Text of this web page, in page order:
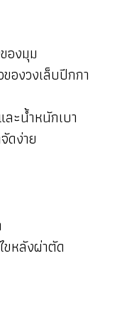
องมุม
องวงเล็บปีกกา
ะน้ำหนักเบา
ดง่าย
ขหลังผ่าตัด